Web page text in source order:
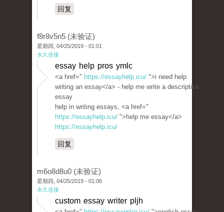
回复
f8r8v5n5 (未验证)
星期四, 04/25/2019 - 01:01
永久连接
essay help pros ymlc
<a href=" https://essayhelp.icu/ ">i need help
writing an essay</a> - help me write a descriptive
essay
help in writing essays, <a href="
https://essayhelp.icu/ ">help me essay</a>
https://essayhelp.icu/
回复
m6o8d8u0 (未验证)
星期四, 04/25/2019 - 01:06
永久连接
custom essay writer pljh